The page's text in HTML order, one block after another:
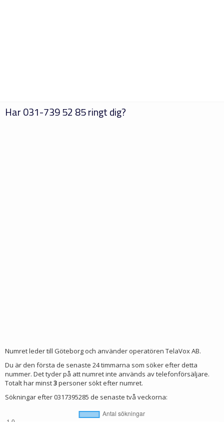
Har031-739 52 85ringt dig?
Numret leder till Göteborg och använder operatören TelaVox AB.
Du är den första de senaste 24 timmarna som söker efter detta
nummer. Det tyder på att numret inte används av telefonförsäljare.
Totalt har minst3personer sökt efter numret.
Sökningar efter 0317395285 de senaste två veckorna: